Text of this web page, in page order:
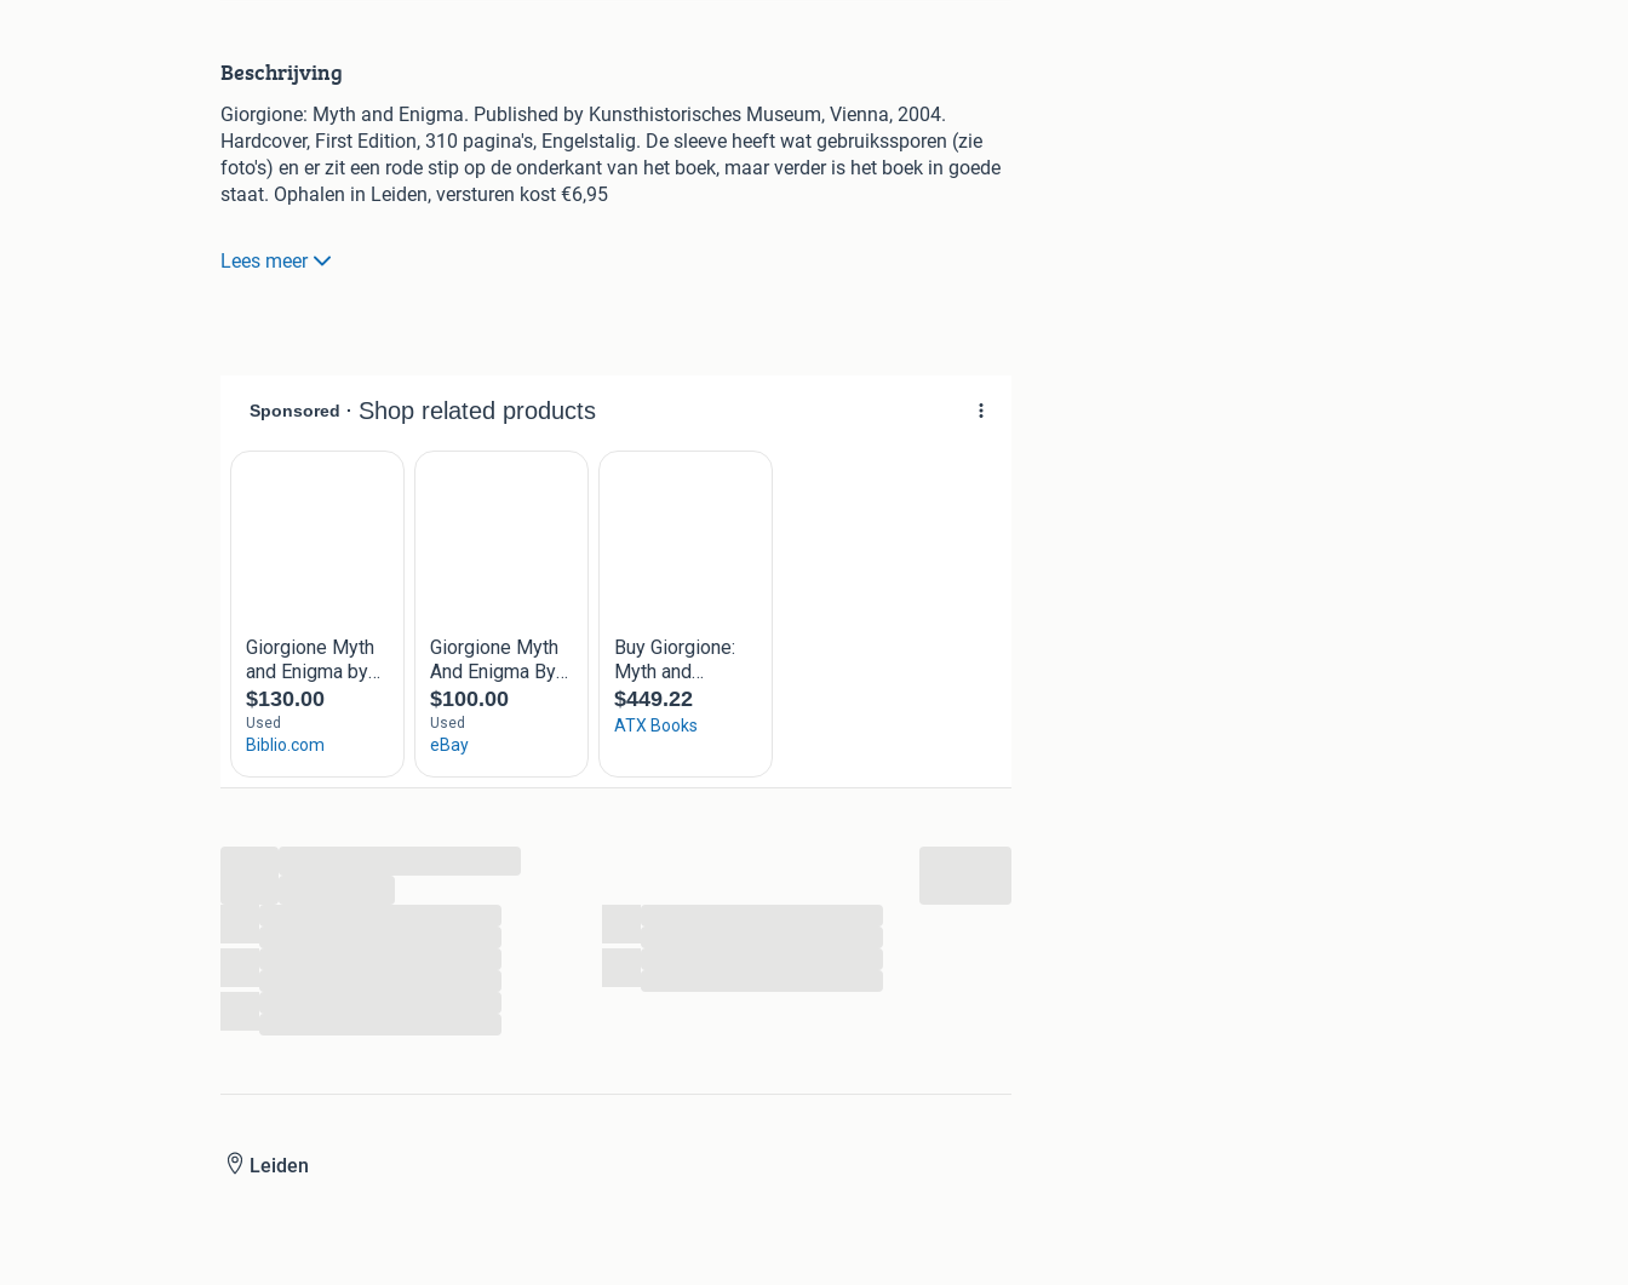
Beschrijving
Giorgione: Myth and Enigma. Published by Kunsthistorisches Museum, Vienna, 2004.
Hardcover, First Edition, 310 pagina's, Engelstalig. De sleeve heeft wat gebruikssporen (zie
foto's) en er zit een rode stip op de onderkant van het boek, maar verder is het boek in goede
staat. Ophalen in Leiden, versturen kost €6,95
Today Giorgione is regarded as a unique phenomenon in the history of art: almost no other
Western painter has left so few secure works and enjoyed such fame for almost five hundred
Lees meer
Leiden